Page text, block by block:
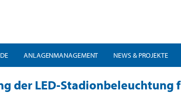
ANLAGENMANAGEMENT NEWS & PROJEKTE
LED-Stadionbeleuchtung